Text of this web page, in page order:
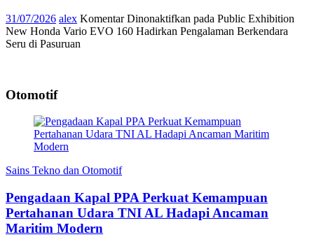
31/07/2026 alex Komentar Dinonaktifkan pada Public Exhibition
New Honda Vario EVO 160 Hadirkan Pengalaman Berkendara
Seru di Pasuruan
Otomotif
Sains Tekno dan Otomotif
Pengadaan Kapal PPA Perkuat Kemampuan
Pertahanan Udara TNI AL Hadapi Ancaman
Maritim Modern